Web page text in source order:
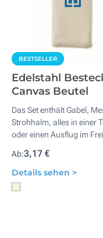
BESTSELLER
Edelstahl
Canvas Beutel
Das Set enthält Gabel,
Strohhalm, alles in einer
oder einen Ausflug im
Ab:3,17 €
Details sehen >